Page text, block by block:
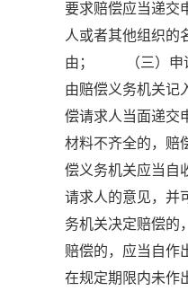
要求赔偿应当递
人或者其他组织
由； （三）申请
由赔偿义务机关
偿请求人当面递交
材料不齐全的，
偿义务机关应当自
请求人的意见，
务机关决定赔偿
赔偿的，应当自
在规定期限内未